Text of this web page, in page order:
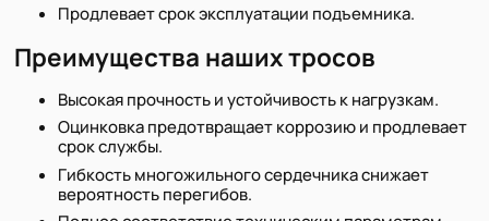
Продлевает срок эксплуатации подъемника.
Преимущества наших тросов
Высокая прочность и устойчивость к нагрузкам.
Оцинковка предотвращает коррозию и продлевает
срок службы.
Гибкость многожильного сердечника снижает
вероятность перегибов.